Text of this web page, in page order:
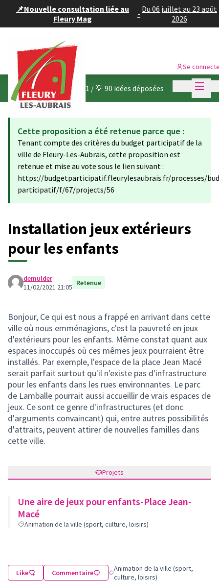
📌Nouvelle consultation liée au
Fleury Mag
- Du 06 juillet au 23 août
2026
Menu
Se
Budget participatif 2021 /💡 90 idées déposées Menu
Cette proposition a été retenue parce que :
Tenant compte des critères du budget participatif de la
ville de Fleury-Les-Aubrais, cette proposition est
retenue et mise au vote sous le lien suivant :
https://budgetparticipatif.fleurylesaubrais.fr/processes/
participatif/f/67/projects/56
Installation jeux extérieurs
pour les enfants
demulder
11/02/2021 21:05 Retenue
Bonjour, Ce qui est nous a frappé en arrivant dans cette
ville où nous emménagions, c'est la pauvreté en jeux
d'extérieurs pour les enfants. Même constat quant aux
espaces inoccupés où ces mêmes jeux pourraient être
installés. Par exemple, l'espace de la place Jean Macé
serait parfait surtout qu'il n'existe pas d'infrastructure
pour les enfants dans les rues environnantes. Le parc
de Lamballe pourrait aussi accueillir de vrais espaces de
jeux. Ce sont ce genre d'infrastructures (et donc
d'arguments convaincant) qui, entre autres possibilités
d'attraits, peuvent attirer de nouvelles familles dans
cette ville.
Projets
Une aire de jeux pour enfants-Place Jean-
Macé
Animation de la ville (sport, culture, loisirs)
Like Commentaire Filtrer les résultats de la catégorie :
Animation de la ville (sport,
culture, loisirs)
Panneau de gestion des cookies